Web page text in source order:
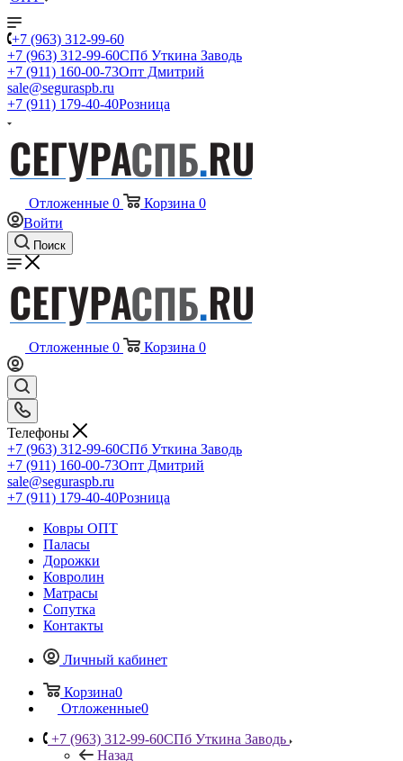
+7 (963) 312-99-60
+7 (963) 312-99-60СПб Уткина Заводь
+7 (911) 160-00-73Опт Дмитрий
sale@seguraspb.ru
+7 (911) 179-40-40Розница
Отложенные 0 Корзина 0
Войти
Поиск
Отложенные 0 Корзина 0
Телефоны
+7 (963) 312-99-60СПб Уткина Заводь
+7 (911) 160-00-73Опт Дмитрий
sale@seguraspb.ru
+7 (911) 179-40-40Розница
Ковры ОПТ
Паласы
Дорожки
Ковролин
Матрасы
Сопутка
Контакты
Личный кабинет
Корзина0
Отложенные0
+7 (963) 312-99-60СПб Уткина Заводь
Назад